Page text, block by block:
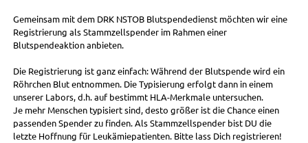
Gemeinsam mit dem DRK NSTOB Blutspendedienst möchten wir eine
Registrierung als Stammzellspender im Rahmen einer
Blutspendeaktion anbieten.
Die Registrierung ist ganz einfach: Während der Blutspende wird ein
Röhrchen Blut entnommen. Die Typisierung erfolgt dann in einem
unserer Labors, d.h. auf bestimmt HLA-Merkmale untersuchen.
Je mehr Menschen typisiert sind, desto größer ist die Chance einen
passenden Spender zu finden. Als Stammzellspender bist DU die
letzte Hoffnung für Leukämiepatienten. Bitte lass Dich registrieren!